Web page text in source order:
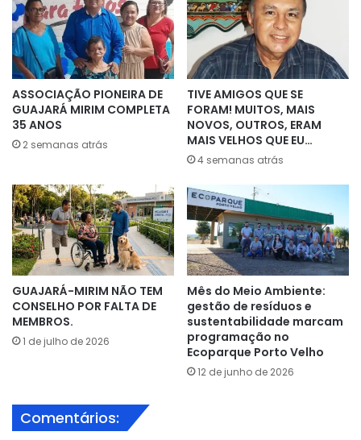
ASSOCIAÇÃO PIONEIRA DE
GUAJARÁ MIRIM COMPLETA
35 ANOS
2 semanas atrás
TIVE AMIGOS QUE SE
FORAM! MUITOS, MAIS
NOVOS, OUTROS, ERAM
MAIS VELHOS QUE EU…
4 semanas atrás
GUAJARÁ-MIRIM NÃO TEM
CONSELHO POR FALTA DE
MEMBROS.
1 de julho de 2026
Mês do Meio Ambiente:
gestão de resíduos e
sustentabilidade marcam
programação no
Ecoparque Porto Velho
12 de junho de 2026
Comentários: